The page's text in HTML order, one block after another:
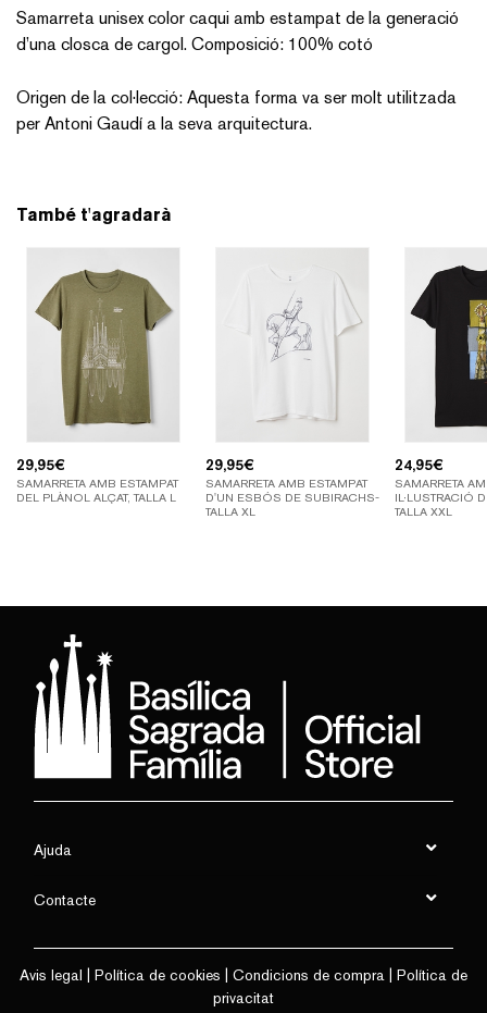
Samarreta unisex color caqui amb estampat de la generació
d’una closca de cargol. Composició: 100% cotó
Origen de la col·lecció: Aquesta forma va ser molt utilitzada
per Antoni Gaudí a la seva arquitectura.
També t'agradarà
29,95€
SAMARRETA AMB ESTAMPAT
DEL PLÀNOL ALÇAT, TALLA L
29,95€
SAMARRETA AMB ESTAMPAT
D'UN ESBÓS DE SUBIRACHS-
TALLA XL
24,95€
SAMARRETA
IL·LUSTRACIÓ
TALLA XXL
Ajuda
Contacte
Avis legal Política de cookies Condicions de compra
Política de
privacitat